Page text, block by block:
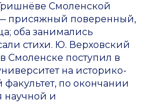
Смоленской
присяжный поверенный,
оба занимались
стихи. Ю. Верховский
Смоленске поступил в
на историко-
по окончании
научной и